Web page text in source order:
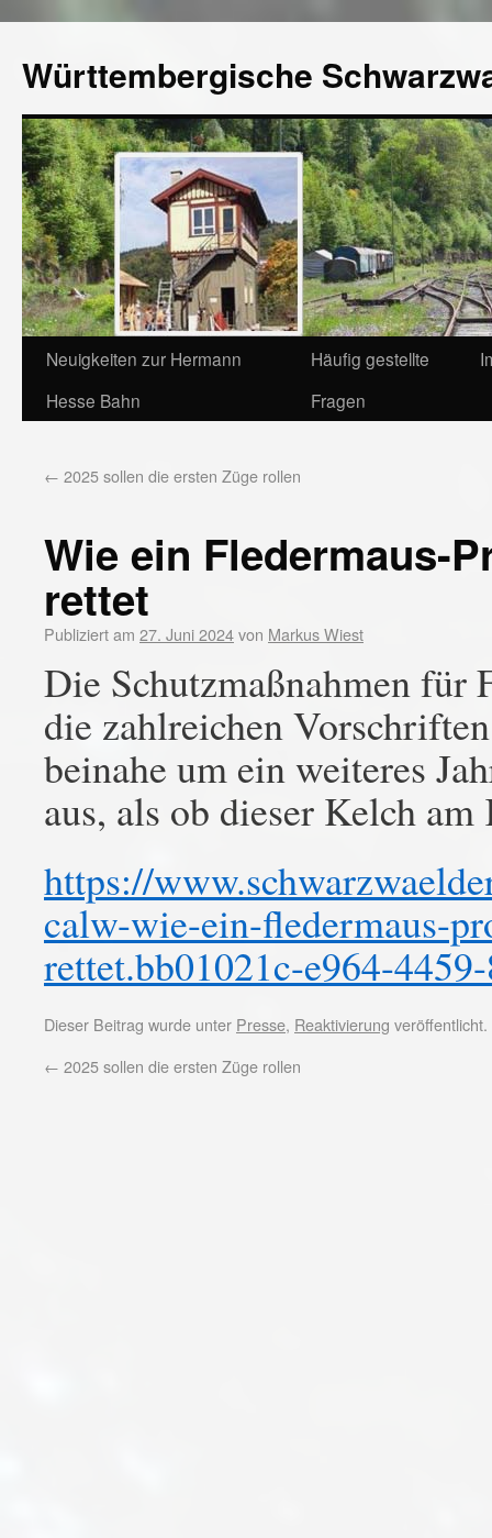
Württembergische
Neuigkeiten zur Hermann
Hesse Bahn
Häufig gestellte
Fragen
← 2025 sollen die ersten Züge rollen
Wie ein Fledermaus-
rettet
Publiziert am 27. Juni 2024von Markus Wiest
Die Schutzmaßnahmen für
die zahlreichen
beinahe um ein weiteres
aus, als ob dieser Kelch
https://
calw-wie-ein-fledermaus-
rettet.bb01021c-e964-
Dieser Beitrag wurde unter Presse, Reaktivierung
← 2025 sollen die ersten Züge rollen